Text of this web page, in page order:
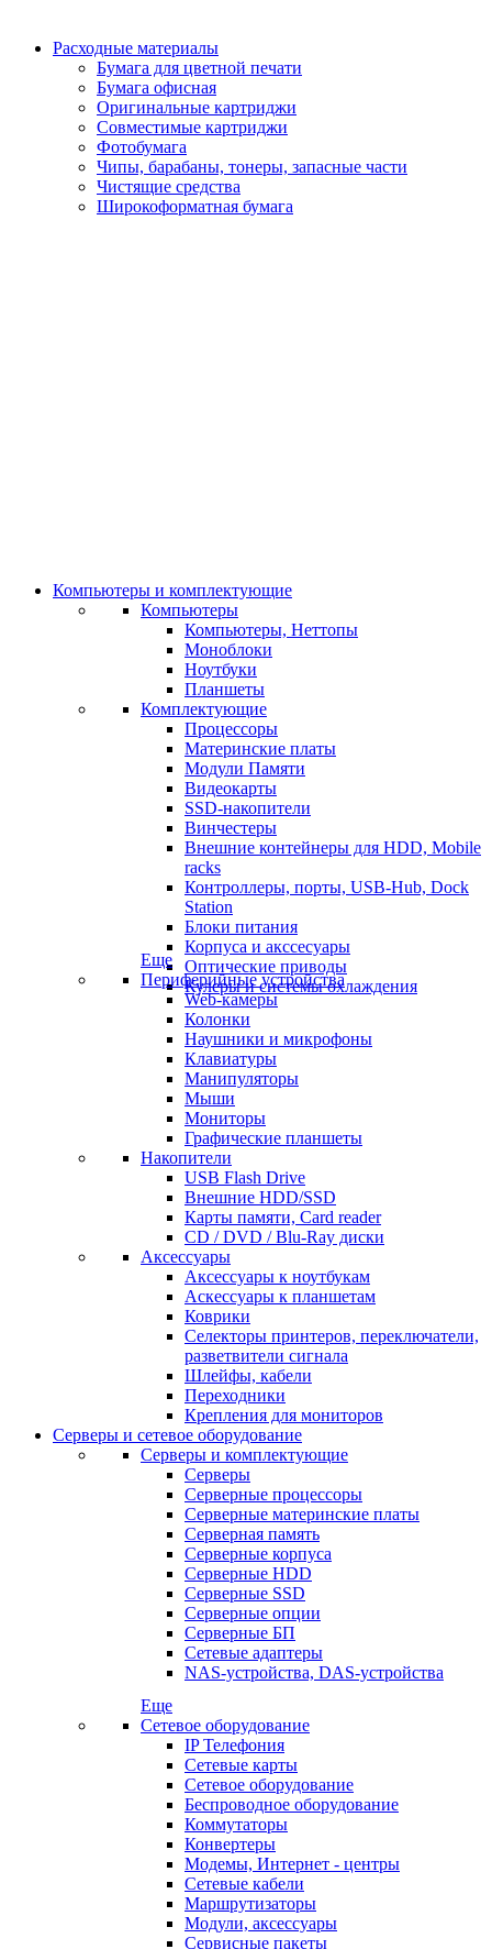
Расходные материалы
Бумага для цветной печати
Бумага офисная
Оригинальные картриджи
Совместимые картриджи
Фотобумага
Чипы, барабаны, тонеры, запасные части
Чистящие средства
Широкоформатная бумага
Компьютеры и комплектующие
Компьютеры
Компьютеры, Неттопы
Моноблоки
Ноутбуки
Планшеты
Комплектующие
Процессоры
Материнские платы
Модули Памяти
Видеокарты
SSD-накопители
Винчестеры
Внешние контейнеры для HDD, Mobile
racks
Контроллеры, порты, USB-Hub, Dock
Station
Блоки питания
Корпуса и акссесуары
Оптические приводы
Кулеры и системы охлаждения
Еще
Периферийные устройства
Web-камеры
Колонки
Наушники и микрофоны
Клавиатуры
Манипуляторы
Мыши
Мониторы
Графические планшеты
Накопители
USB Flash Drive
Внешние HDD/SSD
Карты памяти, Card reader
CD / DVD / Blu-Ray диски
Аксессуары
Аксессуары к ноутбукам
Аскессуары к планшетам
Коврики
Селекторы принтеров, переключатели,
разветвители сигнала
Шлейфы, кабели
Переходники
Крепления для мониторов
Серверы и сетевое оборудование
Серверы и комплектующие
Серверы
Серверные процессоры
Серверные материнские платы
Серверная память
Серверные корпуса
Серверные HDD
Серверные SSD
Серверные опции
Серверные БП
Сетевые адаптеры
NAS-устройства, DAS-устройства
Еще
Сетевое оборудование
IP Телефония
Сетевые карты
Сетевое оборудование
Беспроводное оборудование
Коммутаторы
Конвертеры
Модемы, Интернет - центры
Сетевые кабели
Маршрутизаторы
Модули, аксессуары
Сервисные пакеты